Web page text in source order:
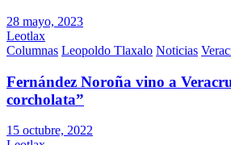
28 mayo, 2023
Leotlax
Columnas Leopoldo Tlaxalo Noticias
Fernández Noroña vino a
corcholata”
15 octubre, 2022